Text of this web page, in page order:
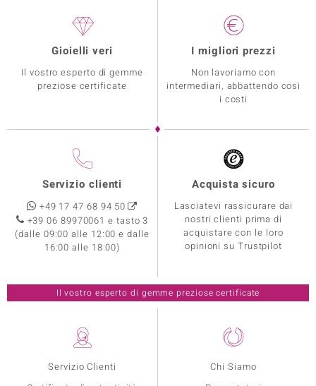
Servizio Clienti
Chi Siamo
Gioielli veri
Il vostro esperto di gemme
preziose certificate
I migliori prezzi
Non lavoriamo con
intermediari, abbattendo così
i costi
Servizio clienti
+49 17 47 68 94 50
+39 06 89970061 e tasto 3
(dalle 09:00 alle 12:00 e dalle
16:00 alle 18:00)
Acquista sicuro
Lasciatevi rassicurare dai
nostri clienti prima di
acquistare con le loro
opinioni su Trustpilot
Il vostro esperto di gemme preziose certificate